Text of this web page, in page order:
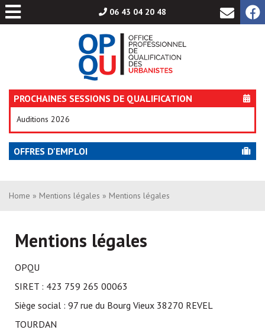
06 43 04 20 48
PROCHAINES SESSIONS DE QUALIFICATION
Auditions 2026
OFFRES D'EMPLOI
Aller
au
Home » Mentions légales » Mentions légales
Mentions légales
OPQU
SIRET : 423 759 265 00063
Siège social : 97 rue du Bourg Vieux 38270 REVEL
TOURDAN